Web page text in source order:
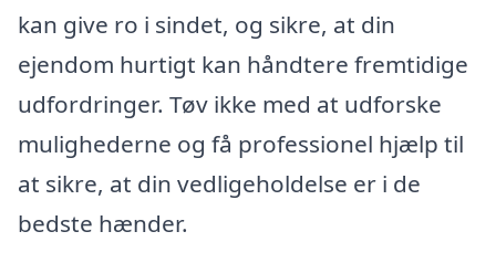
kan give ro i sindet, og sikre, at din
ejendom hurtigt kan håndtere fremtidige
udfordringer. Tøv ikke med at udforske
mulighederne og få professionel hjælp til
at sikre, at din vedligeholdelse er i de
bedste hænder.